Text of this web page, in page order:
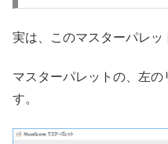
実は、このマスターパレッ
マスターパレットの、左の
す。